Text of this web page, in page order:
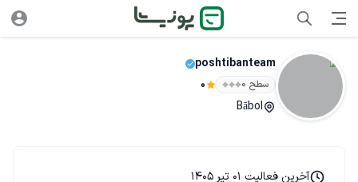
poshtibanteam
سطح ۰ 0
Bābol
آخرین فعالیت 01 تیر 1405